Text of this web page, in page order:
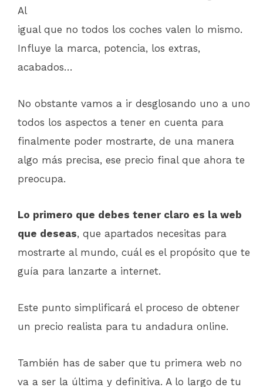
Al
igual que no todos los coches valen lo mismo.
Influye la marca, potencia, los extras,
acabados…
No obstante vamos a ir desglosando uno a uno
todos los aspectos a tener en cuenta para
finalmente poder mostrarte, de una manera
algo más precisa, ese precio final que ahora te
preocupa.
Lo primero que debes tener claro es la web
que deseas, que apartados necesitas para
mostrarte al mundo, cuál es el propósito que te
guía para lanzarte a internet.
Este punto simplificará el proceso de obtener
un precio realista para tu andadura online.
También has de saber que tu primera web no
va a ser la última y definitiva. A lo largo de tu